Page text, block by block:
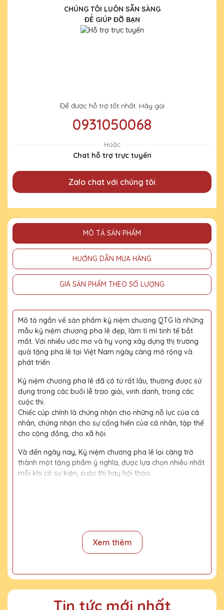
CHÚNG TÔI LUÔN SẴN SÀNG
ĐỂ GIÚP ĐỠ BẠN
Để được hỗ trợ tốt nhất. Hãy gọi
0931050068
Hoặc
Chat hỗ trợ trực tuyến
Zalo chat với chúng tôi
MÔ TẢ SẢN PHẨM
HƯỚNG DẪN MUA HÀNG
GIÁ SẢN PHẨM THEO SỐ LƯỢNG
Mô tả ngắn về sản phẩm kỷ niệm chương QTG là những
mẫu kỷ niệm chương pha lê đẹp, làm tỉ mỉ tinh tế bắt
mắt. Với nhiều ước mơ và hy vọng xây dựng thị trường
quà tặng pha lê tại Việt Nam ngày càng mở rộng và
phát triển
Kỷ niệm chương pha lê đã có từ rất lâu, thường được sử
dụng trong các buổi lễ trao giải, vinh danh, trong các
cuộc thi.
Chiếc cúp chính là chứng nhận cho những nỗ lực của cá
nhân, chứng nhận cho sự cống hiến của cá nhân, tập thể
cho cộng đồng, cho xã hội.
Và đến ngày nay, Kỷ niệm chương pha lê lại càng trở
thành một tặng phẩm ý nghĩa, được lựa chọn nhiều nhất
mỗi khi có sự kiện, cuộc thi hay hội thảo.
Quy trình sản xuất
Gửi bản vẽ, báo giá khách duyệt
Xem thêm
Tin tức mới nhất